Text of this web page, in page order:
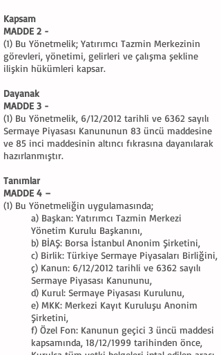
Kapsam
MADDE 2 -
(1) Bu Yönetmelik; Yatırımcı Tazmin Merkezinin
görevleri, yönetimi, gelirleri ve çalışma şekline
ilişkin hükümleri kapsar.
Dayanak
MADDE 3 -
(1) Bu Yönetmelik, 6/12/2012 tarihli ve 6362 sayılı
Sermaye Piyasası Kanununun 83 üncü maddesine
ve 85 inci maddesinin altıncı fıkrasına dayanılarak
hazırlanmıştır.
Tanımlar
MADDE 4 –
(1) Bu Yönetmeliğin uygulamasında;
a) Başkan: Yatırımcı Tazmin Merkezi
Yönetim Kurulu Başkanını,
b) BİAŞ: Borsa İstanbul Anonim Şirketini,
c) Birlik: Türkiye Sermaye Piyasaları Birliğini,
ç) Kanun: 6/12/2012 tarihli ve 6362 sayılı
Sermaye Piyasası Kanununu,
d) Kurul: Sermaye Piyasası Kurulunu,
e) MKK: Merkezi Kayıt Kuruluşu Anonim
Şirketini,
f) Özel Fon: Kanunun geçici 3 üncü maddesi
kapsamında, 18/12/1999 tarihinden önce,